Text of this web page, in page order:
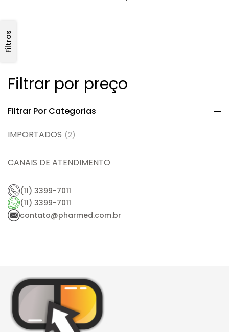
Filtrar por preço
Filtrar Por Categorias
IMPORTADOS (2)
Filtros
CANAIS DE ATENDIMENTO
(11) 3399-7011
(11) 3399-7011
contato@pharmed.com.br